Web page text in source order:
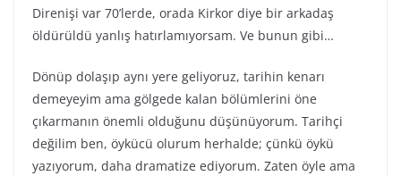
Direnişi var 70’lerde, orada Kirkor diye bir arkadaş
öldürüldü yanlış hatırlamıyorsam. Ve bunun gibi…
Dönüp dolaşıp aynı yere geliyoruz, tarihin kenarı
demeyeyim ama gölgede kalan bölümlerini öne
çıkarmanın önemli olduğunu düşünüyorum. Tarihçi
değilim ben, öykücü olurum herhalde; çünkü öykü
yazıyorum, daha dramatize ediyorum. Zaten öyle ama